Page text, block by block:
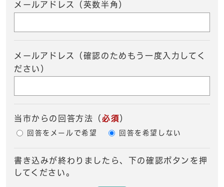
メールアドレス（英数半角）
メールアドレス（確認のためもう一度入力してく
ださい）
当市からの回答方法 （ 必須）
回答をメールで希望 回答を希望しない
書き込みが終わりましたら、下の確認ボタンを押
してください。